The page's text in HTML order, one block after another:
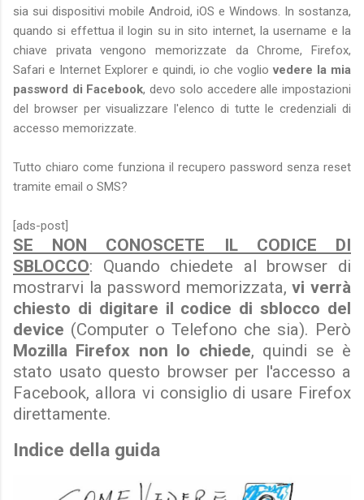
sia sui dispositivi mobile Android, iOS e Windows. In sostanza,
quando si effettua il login su in sito internet, la username e la
chiave privata vengono memorizzate da Chrome, Firefox,
Safari e Internet Explorer e quindi, io che vogliovedere la mia
password di Facebook, devo solo accedere alle impostazioni
del browser per visualizzare l'elenco di tutte le credenziali di
accesso memorizzate.
Tutto chiaro come funziona il recupero password senza reset
tramite email o SMS?
[ads-post]
SE NON CONOSCETE IL CODICE DI
SBLOCCO: Quando chiedete al browser di
mostrarvi la password memorizzata,vi verrà
chiesto di digitare il codice di sblocco del
device (Computer o Telefono che sia). Però
Mozilla Firefox non lo chiede, quindi se è
stato usato questo browser per l'accesso a
Facebook, allora vi consiglio di usare Firefox
direttamente.
Indice della guida